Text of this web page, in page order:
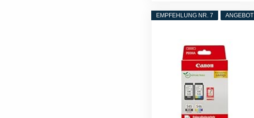
ANGEBOT
EMPFEHLUNG NR. 7